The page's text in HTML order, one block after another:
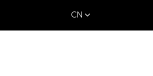
CN